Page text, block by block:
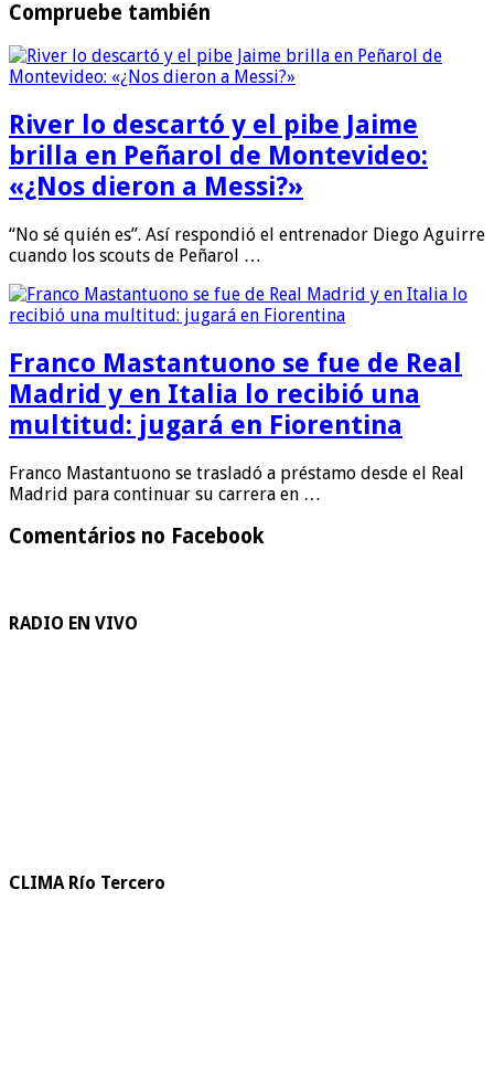
Compruebe también
River lo descartó y el pibe Jaime
brilla en Peñarol de Montevideo:
«¿Nos dieron a Messi?»
“No sé quién es”. Así respondió el entrenador Diego Aguirre
cuando los scouts de Peñarol …
Franco Mastantuono se fue de Real
Madrid y en Italia lo recibió una
multitud: jugará en Fiorentina
Franco Mastantuono se trasladó a préstamo desde el Real
Madrid para continuar su carrera en …
Comentários no Facebook
RADIO EN VIVO
CLIMA Río Tercero